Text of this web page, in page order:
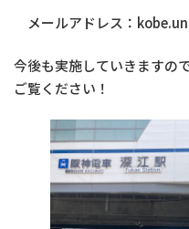
メールアドレス：
今後も実施していきますの
ご覧ください！